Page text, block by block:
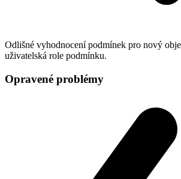
Odlišné vyhodnocení podmínek pro nový
uživatelská role podmínku.
Opravené problémy